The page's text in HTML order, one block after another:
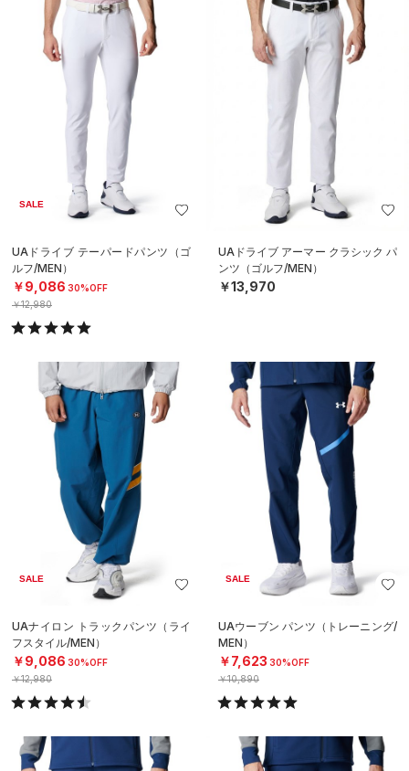
SALE
UAドライブ テーパードパンツ（ゴ
ルフ/MEN）
￥9,086 30%OFF
￥12,980
UAドライブ アーマー クラシック パ
ンツ（ゴルフ/MEN）
￥13,970
SALE
UAナイロン トラックパンツ（ライ
フスタイル/MEN）
￥9,086 30%OFF
￥12,980
SALE
UAウーブン パンツ（トレーニング/
MEN）
￥7,623 30%OFF
￥10,890